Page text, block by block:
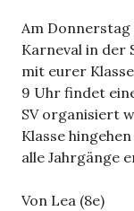
Am Donnerstag
Karneval in der
mit eurer
9 Uhr findet
SV organisiert
Klasse
alle Jahrgänge
Von Lea (8e)